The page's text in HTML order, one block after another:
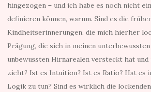
hingezogen – und ich habe es noch nicht
definieren können, warum. Sind es die
Kindheitserinnerungen, die mich hierher
Prägung, die sich in meinen unterbewussten
unbewussten Hirnarealen versteckt hat und
zieht? Ist es Intuition? Ist es Ratio? Hat es
Logik zu tun? Sind es wirklich die